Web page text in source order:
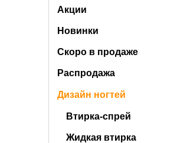
Акции
Новинки
Скоро в продаже
Распродажа
Дизайн ногтей
Втирка-спрей
Жидкая втирка